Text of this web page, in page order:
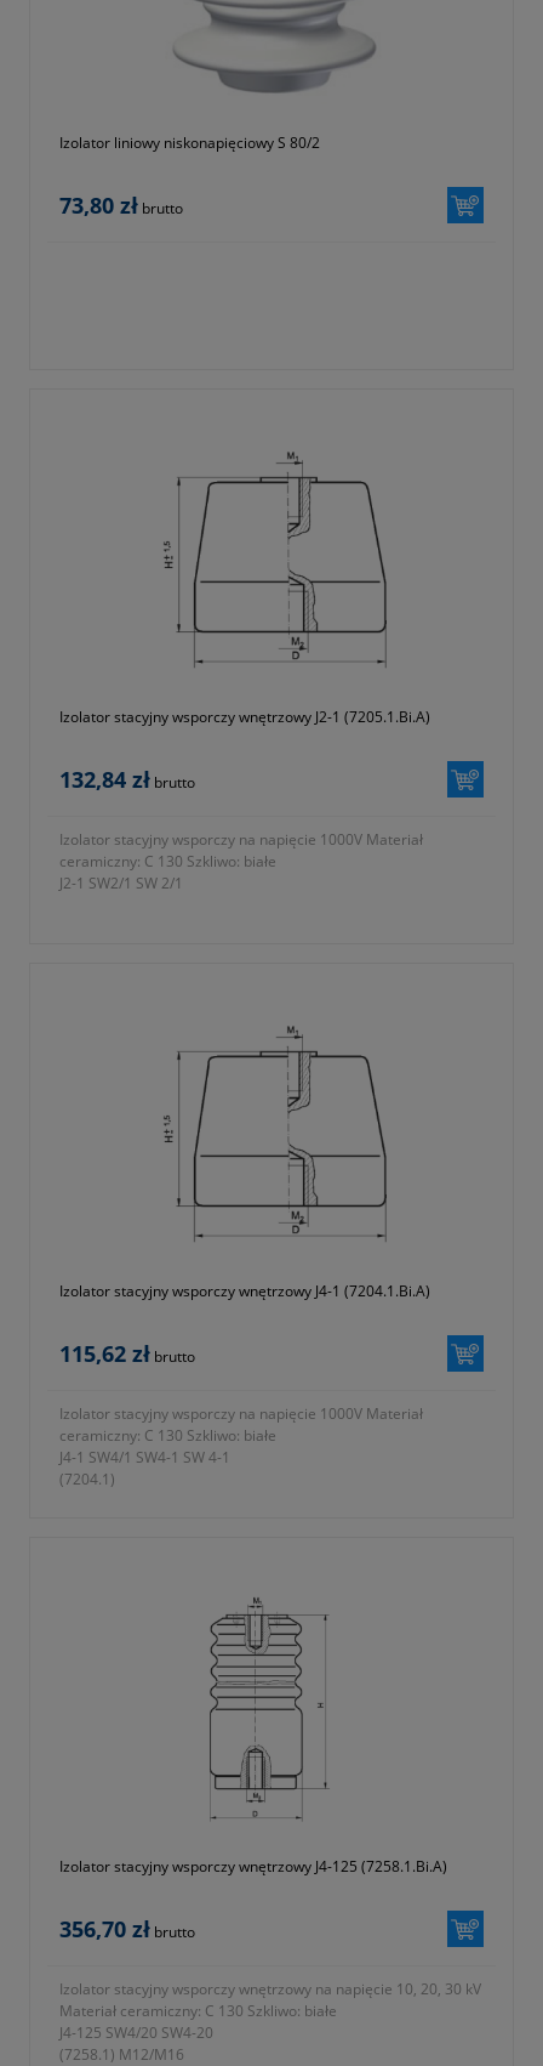
- znamionowa droga upływu (mm) 520
- długość montażowa 515mm
Izolator liniowy niskonapięciowy S 80/2
73,80 zł brutto
Izolator stacyjny wsporczy wnętrzowy J2-1 (7205.1.Bi.A)
132,84 zł brutto
Izolator stacyjny wsporczy na napięcie 1000V Materiał
ceramiczny: C 130 Szkliwo: białe
J2-1 SW2/1 SW 2/1
Izolator stacyjny wsporczy wnętrzowy J4-1 (7204.1.Bi.A)
115,62 zł brutto
Izolator stacyjny wsporczy na napięcie 1000V Materiał
ceramiczny: C 130 Szkliwo: białe
J4-1 SW4/1 SW4-1 SW 4-1
(7204.1)
Izolator stacyjny wsporczy wnętrzowy J4-125 (7258.1.Bi.A)
356,70 zł brutto
Izolator stacyjny wsporczy wnętrzowy na napięcie 10, 20, 30 kV
Materiał ceramiczny: C 130 Szkliwo: białe
J4-125 SW4/20 SW4-20
(7258.1) M12/M16